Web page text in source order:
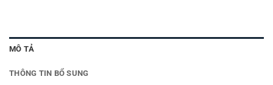
MÔ TẢ
THÔNG TIN BỔ SUNG